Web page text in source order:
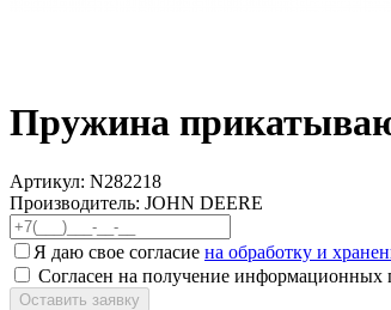
Пружина
Артикул: N282218
Производитель: JOHN DEERE
Я даю свое согласие на обработку и
Согласен на получение
Оставить заявку